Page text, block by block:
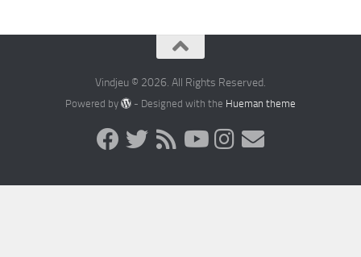
Vindjeu © 2026. All Rights Reserved.
Powered by - Designed with the Hueman theme